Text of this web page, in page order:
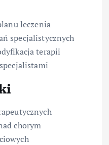
leczenia
specjalistycznych
terapii
chorym